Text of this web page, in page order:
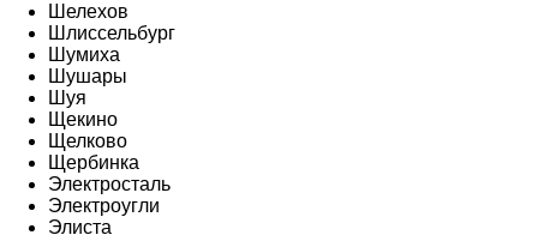
Шелехов
Шлиссельбург
Шумиха
Шушары
Шуя
Щекино
Щелково
Щербинка
Электросталь
Электроугли
Элиста